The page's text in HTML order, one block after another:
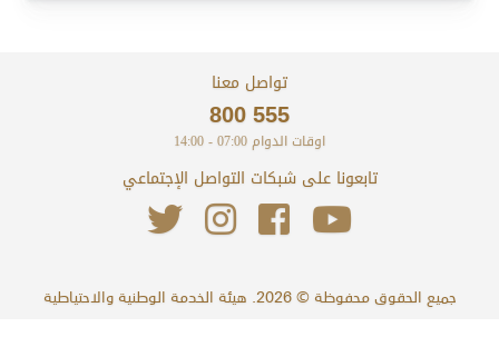
تواصل معنا
800 555
اوقات الدوام
تابعونا على شبكات التواصل الإجتماعي
جميع الحقوق محفوظة © 2026. هيئة الخدمة الوطنية والاحتياطية